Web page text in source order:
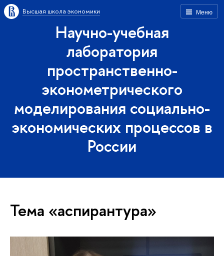
Меню
Высшая школа экономики
Научно-учебная
лаборатория
пространственно-
эконометрического
моделирования социально-
экономических процессов в
России
Тема «аспирантура»